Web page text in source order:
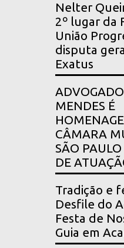
Nelter
2º lugar da
União
disputa
Exatus
MENDES É
CÂMARA
SÃO
DE
Tradição e
Desfile do
Festa de
Guia em